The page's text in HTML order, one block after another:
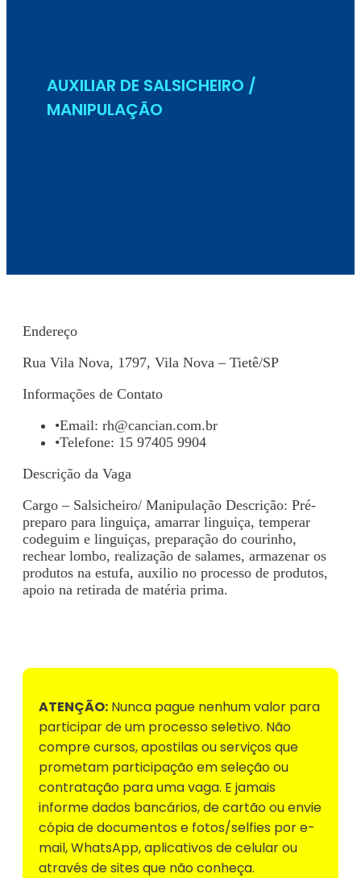
AUXILIAR DE SALSICHEIRO /
MANIPULAÇÃO
Endereço
Rua Vila Nova, 1797, Vila Nova – Tietê/SP
Informações de Contato
•Email: rh@cancian.com.br
•Telefone: 15 97405 9904
Descrição da Vaga
Cargo – Salsicheiro/ Manipulação Descrição: Pré-
preparo para linguiça, amarrar linguiça, temperar
codeguim e linguiças, preparação do courinho,
rechear lombo, realização de salames, armazenar os
produtos na estufa, auxilio no processo de produtos,
apoio na retirada de matéria prima.
ATENÇÃO: Nunca pague nenhum valor para
participar de um processo seletivo. Não
compre cursos, apostilas ou serviços que
prometam participação em seleção ou
contratação para uma vaga. E jamais
informe dados bancários, de cartão ou envie
cópia de documentos e fotos/selfies por e-
mail, WhatsApp, aplicativos de celular ou
através de sites que não conheça.